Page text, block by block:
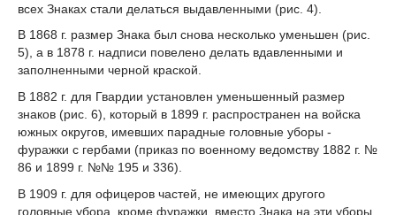
всех Знаках стали делаться выдавленными (рис. 4).
В 1868 г. размер Знака был снова несколько уменьшен (рис.
5), а в 1878 г. надписи повелено делать вдавленными и
заполненными черной краской.
В 1882 г. для Гвардии установлен уменьшенный размер
знаков (рис. 6), который в 1899 г. распространен на войска
южных округов, имевших парадные головные уборы -
фуражки с гербами (приказ по военному ведомству 1882 г. №
86 и 1899 г. №№ 195 и 336).
В 1909 г. для офицеров частей, не имеющих другого
головные убора, кроме фуражки, вместо Знака на эти уборы